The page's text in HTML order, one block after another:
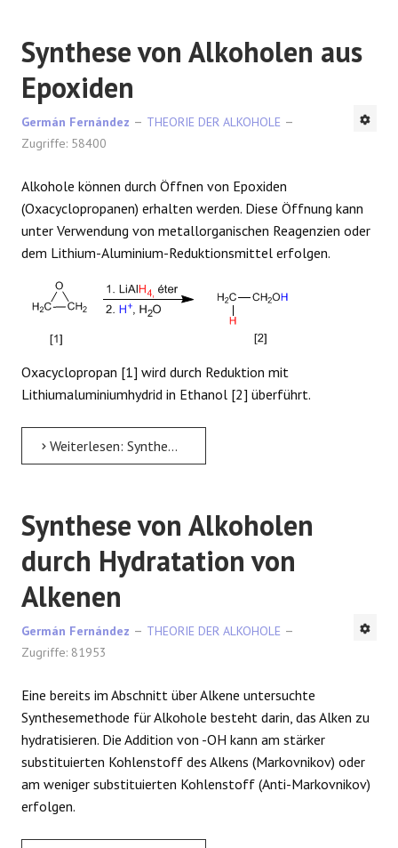
Synthese von Alkoholen aus
Epoxiden
Germán Fernández
THEORIE DER ALKOHOLE
Zugriffe: 58400
Alkohole können durch Öffnen von Epoxiden
(Oxacyclopropanen) erhalten werden. Diese Öffnung kann
unter Verwendung von metallorganischen Reagenzien oder
dem Lithium-Aluminium-Reduktionsmittel erfolgen.
Oxacyclopropan [1] wird durch Reduktion mit
Lithiumaluminiumhydrid in Ethanol [2] überführt.
Weiterlesen: Synthese von Alkoholen aus Epoxiden
Synthese von Alkoholen
durch Hydratation von
Alkenen
Germán Fernández
THEORIE DER ALKOHOLE
Zugriffe: 81953
Eine bereits im Abschnitt über Alkene untersuchte
Synthesemethode für Alkohole besteht darin, das Alken zu
hydratisieren. Die Addition von -OH kann am stärker
substituierten Kohlenstoff des Alkens (Markovnikov) oder
am weniger substituierten Kohlenstoff (Anti-Markovnikov)
erfolgen.